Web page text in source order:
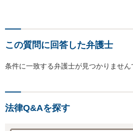
この質問に回答した弁護士
条件に一致する弁護士が見つかりません
法律Q&Aを探す